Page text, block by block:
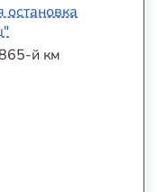
й км